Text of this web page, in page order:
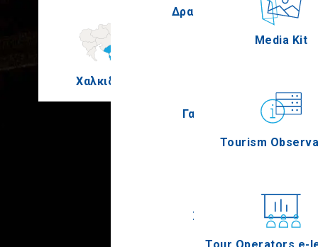
Χαλκιδική
Δραστηριότητες
Γαστρονομία
Συνέδρια
Media Kit
Tourism